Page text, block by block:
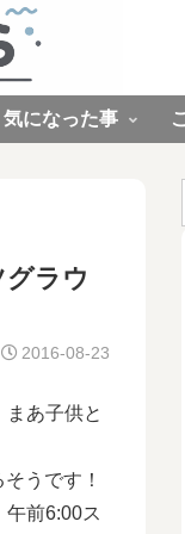
気になった事
ラウ
2016-08-23
あ子供と
うです！
午前6:00ス